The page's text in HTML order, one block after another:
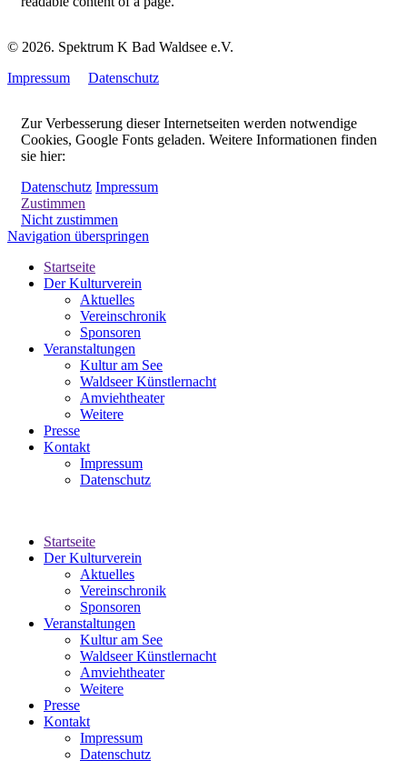
© 2026. Spektrum K Bad Waldsee e.V.
Impressum
Datenschutz
Zur Verbesserung dieser Internetseiten werden notwendige
Cookies, Google Fonts geladen. Weitere Informationen finden
sie hier:
Datenschutz Impressum
Zustimmen
Nicht zustimmen
Navigation überspringen
Startseite
Der Kulturverein
Aktuelles
Vereinschronik
Sponsoren
Veranstaltungen
Kultur am See
Waldseer Künstlernacht
Amviehtheater
Weitere
Presse
Kontakt
Impressum
Datenschutz
Startseite
Der Kulturverein
Aktuelles
Vereinschronik
Sponsoren
Veranstaltungen
Kultur am See
Waldseer Künstlernacht
Amviehtheater
Weitere
Presse
Kontakt
Impressum
Datenschutz